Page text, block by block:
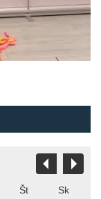
Št Sk